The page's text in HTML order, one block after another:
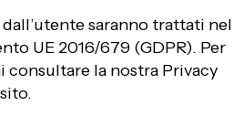
saranno trattati nel
UE 2016/679 (GDPR). Per
la nostra Privacy